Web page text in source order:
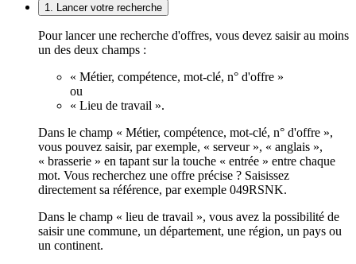
1. Lancer votre recherche
Pour lancer une recherche d'offres, vous devez saisir au moins
un des deux champs :
« Métier, compétence, mot-clé, n° d'offre »
ou
« Lieu de travail ».
Dans le champ « Métier, compétence, mot-clé, n° d'offre »,
vous pouvez saisir, par exemple, « serveur », « anglais »,
« brasserie » en tapant sur la touche « entrée » entre chaque
mot. Vous recherchez une offre précise ? Saisissez
directement sa référence, par exemple 049RSNK.
Dans le champ « lieu de travail », vous avez la possibilité de
saisir une commune, un département, une région, un pays ou
un continent.